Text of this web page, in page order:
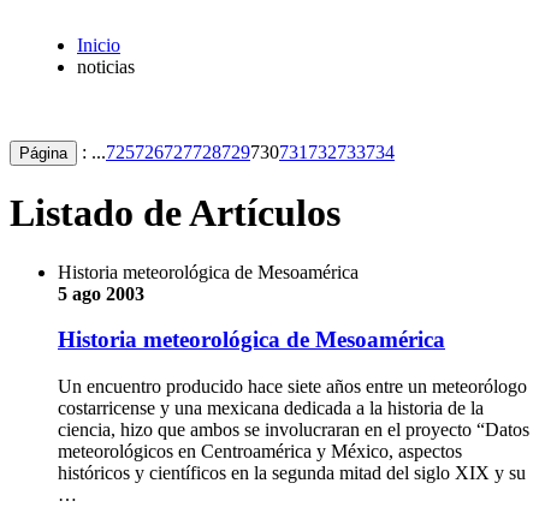
Inicio
noticias
Página : ...725726727728729730731 732733734
Listado de Artículos
Historia meteorológica de Mesoamérica
5 ago 2003
Historia meteorológica de Mesoamérica
Un encuentro producido hace siete años entre un meteorólogo
costarricense y una mexicana dedicada a la historia de la
ciencia, hizo que ambos se involucraran en el proyecto “Datos
meteorológicos en Centroamérica y México, aspectos
históricos y científicos en la segunda mitad del siglo XIX y su
…